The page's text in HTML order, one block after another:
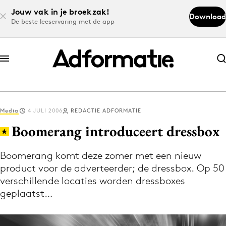
Jouw vak in je broekzak!
De beste leeservaring met de app
Download
Abonneer nu
Abonneer nu
Log in
Download de app
Volg het laatste nieuws via de Adformatie
Nieuws app
Media 4 JULI 2006 REDACTIE ADFORMATIE
Boomerang introduceert dressbox
Boomerang komt deze zomer met een nieuw
product voor de adverteerder; de dressbox. Op 50
verschillende locaties worden dressboxes
geplaatst…